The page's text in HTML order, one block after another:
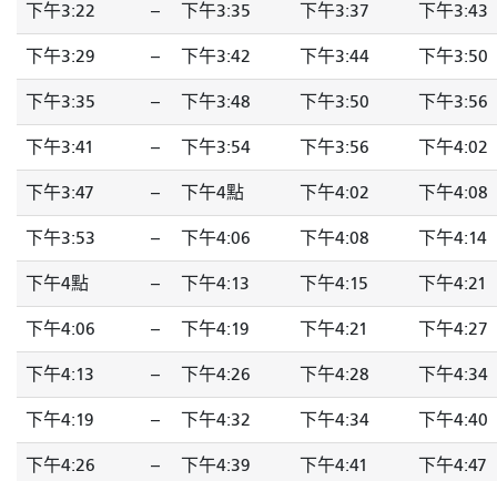
下午3:22 -- 下午3:35 下午3:37 下午3:43
下午3:29 -- 下午3:42 下午3:44 下午3:50
下午3:35 -- 下午3:48 下午3:50 下午3:56
下午3:41 -- 下午3:54 下午3:56 下午4:02
下午3:47 -- 下午4點 下午4:02 下午4:08
下午3:53 -- 下午4:06 下午4:08 下午4:14
下午4點 -- 下午4:13 下午4:15 下午4:21
下午4:06 -- 下午4:19 下午4:21 下午4:27
下午4:13 -- 下午4:26 下午4:28 下午4:34
下午4:19 -- 下午4:32 下午4:34 下午4:40
下午4:26 -- 下午4:39 下午4:41 下午4:47